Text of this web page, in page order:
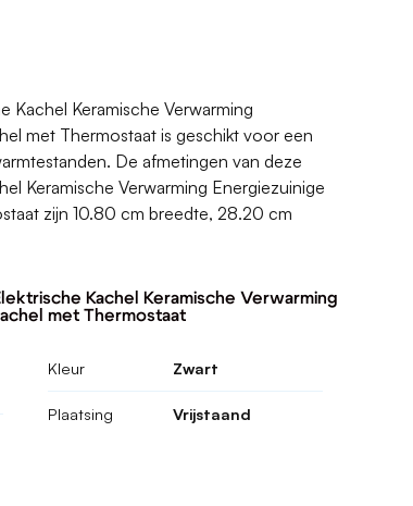
Kachel Keramische Verwarming
met Thermostaat is geschikt voor een
De afmetingen van deze
Keramische Verwarming Energiezuinige
zijn 10.80 cm breedte, 28.20 cm
Kachel Keramische Verwarming
met Thermostaat
Kleur Zwart
Plaatsing Vrijstaand